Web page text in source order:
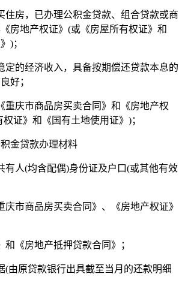
住房，已办理公积金贷款、组合贷款或商
房地产权证》(或《房屋所有权证》和
)；
定的经济收入，具备按期偿还贷款本息的
好；
重庆市商品房买卖合同》和《房地产权
证》和《国有土地使用证》)；
金贷款办理材料
有人(均含配偶)身份证及户口(或其他有效
庆市商品房买卖合同》、《房地产权证》
和《房地产抵押贷款合同》；
(由原贷款银行出具截至当月的还款明细